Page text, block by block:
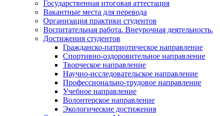
Государственная итоговая аттестация
Вакантные места для перевода
Организация практики студентов
Воспитательная работа. Внеурочная деятельность.
Достижения студентов
Гражданско-патриотическое направление
Спортивно-оздоровительное направление
Творческое направление
Научно-исследовательское направление
Профессионально-трудовое направление
Учебное направление
Волонтерское направление
Экологические достижения